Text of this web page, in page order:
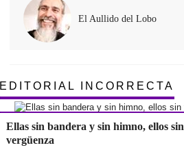
El Aullido del Lobo
EDITORIAL INCORRECTA
Ellas sin bandera y sin himno, ellos sin
vergüenza